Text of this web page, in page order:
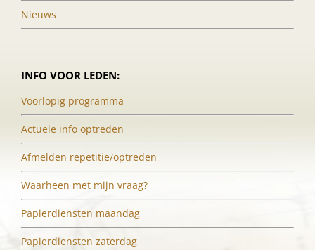
Nieuws
INFO VOOR LEDEN:
Voorlopig programma
Actuele info optreden
Afmelden repetitie/optreden
Waarheen met mijn vraag?
Papierdiensten maandag
Papierdiensten zaterdag